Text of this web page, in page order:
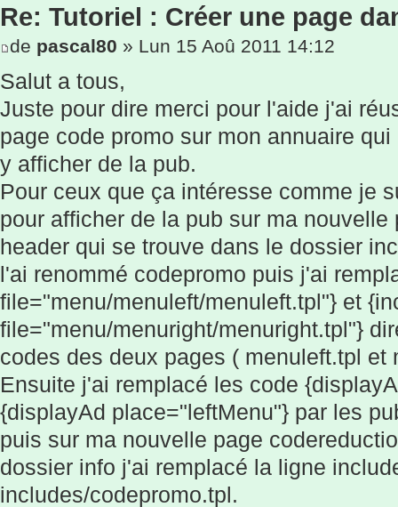
Re: Tutoriel : Créer une page
de pascal80 » Lun 15 Aoû 2011 14:12
Salut a tous,
Juste pour dire merci pour l'aide j'ai
page code promo sur mon annuaire
y afficher de la pub.
Pour ceux que ça intéresse comme je
pour afficher de la pub sur ma
header qui se trouve dans le dossier
l'ai renommé codepromo puis j'ai
file="menu/menuleft/menuleft.tpl"} et
file="menu/menuright/menuright.tpl"}
codes des deux pages ( menuleft.tpl et
Ensuite j'ai remplacé les code
{displayAd place="leftMenu"} par les
puis sur ma nouvelle page
dossier info j'ai remplacé la ligne
includes/codepromo.tpl.